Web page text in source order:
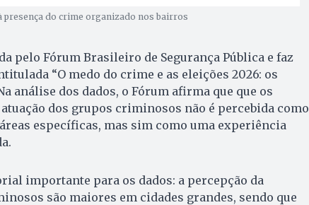
presença do crime organizado nos bairros
pelo Fórum Brasileiro de Segurança Pública e faz
“O medo do crime e as eleições 2026: os
análise dos dados, o Fórum afirma que que os
dos grupos criminosos não é percebida como
específicas, mas sim como uma experiência
importante para os dados: a percepção da
são maiores em cidades grandes, sendo que